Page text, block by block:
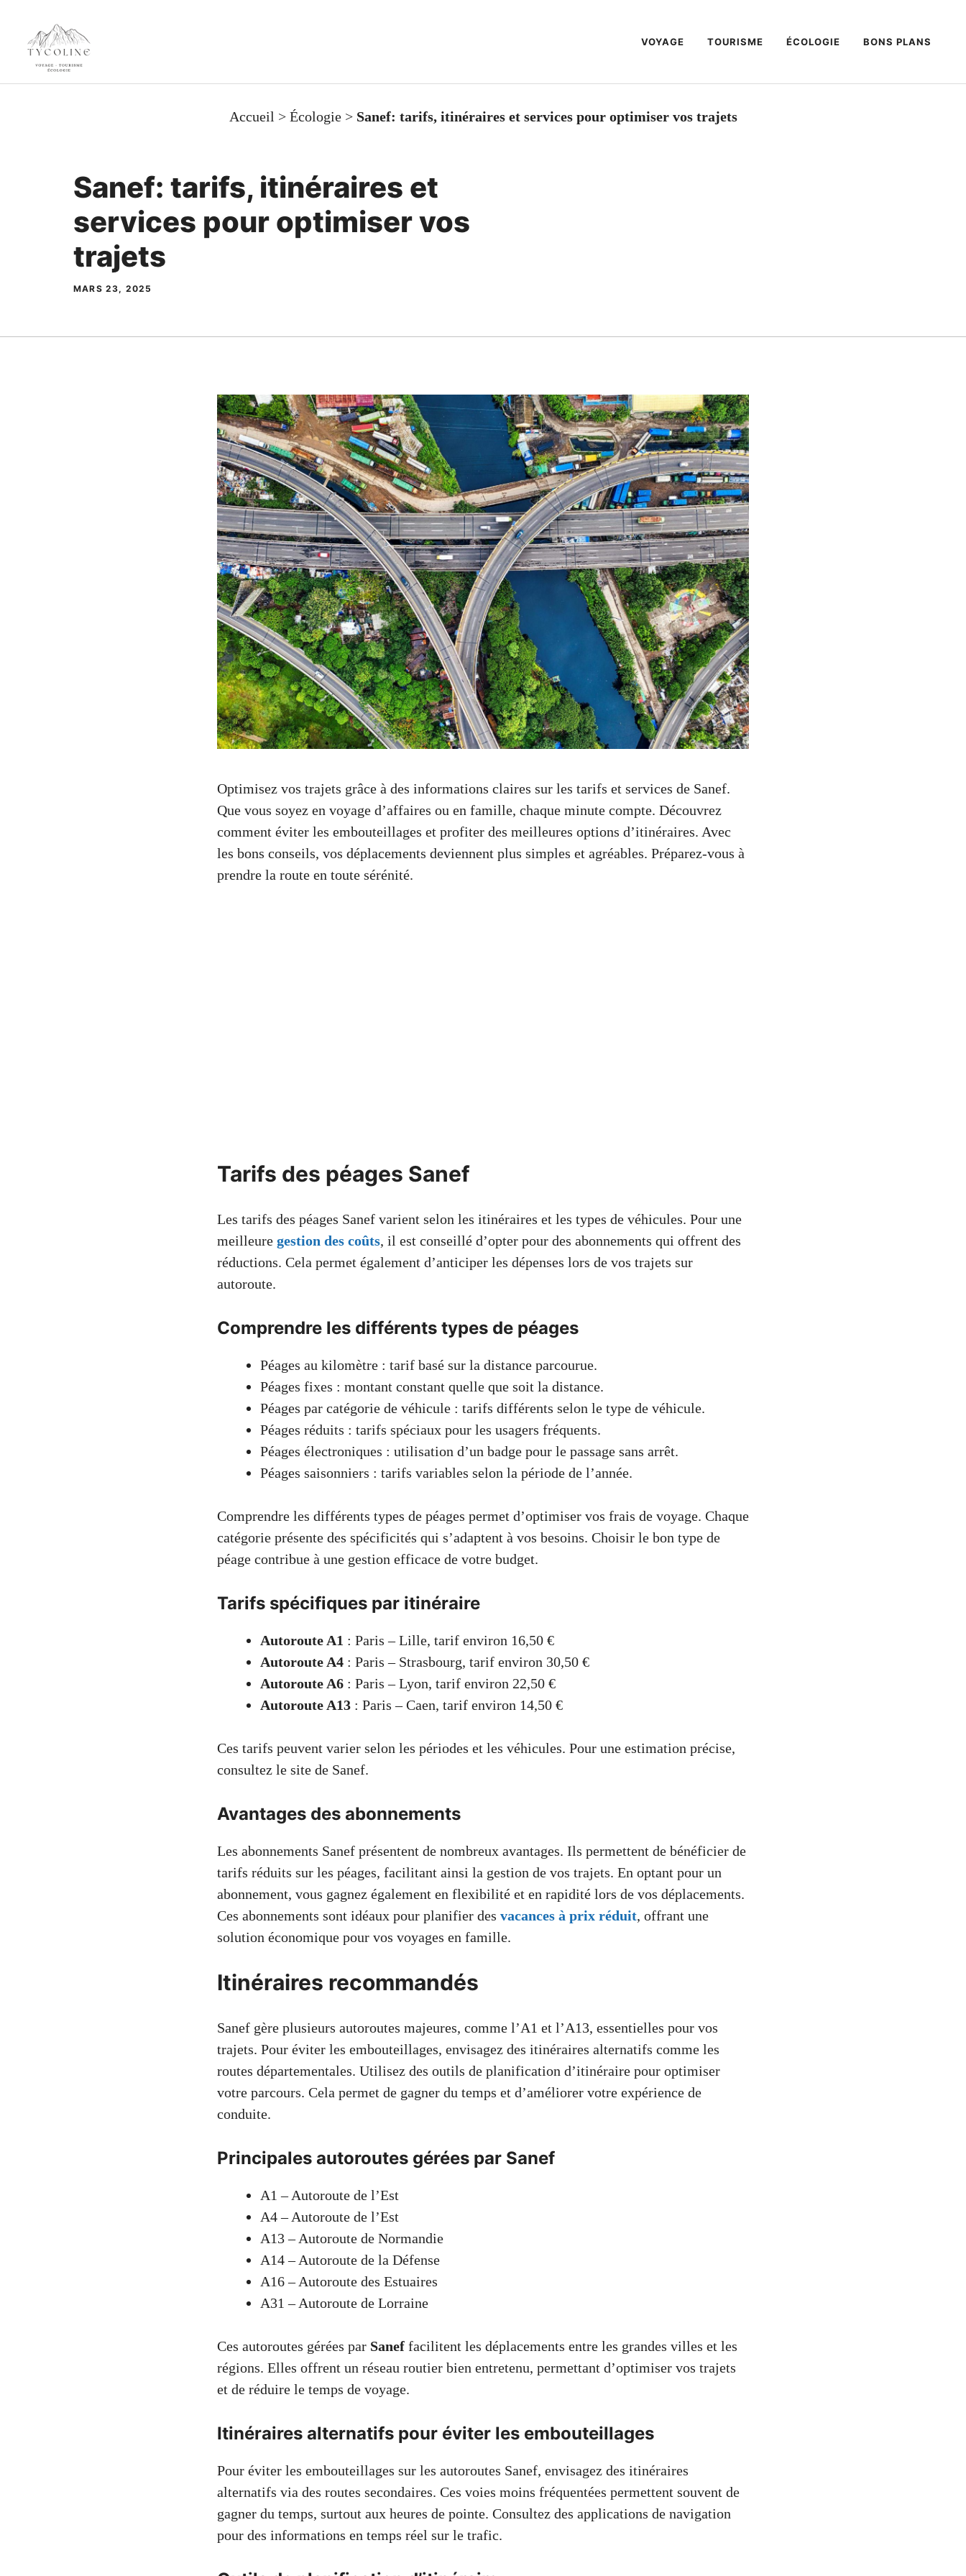
contenu
VOYAGE TOURISME ÉCOLOGIE BONS PLANS
Accueil > Écologie> Sanef: tarifs, itinéraires et services pour optimiser vos trajets
Sanef: tarifs, itinéraires et
services pour optimiser vos
trajets
MARS 23, 2025
Optimisez vos trajets grâce à des informations claires sur les tarifs et services de Sanef.
Que vous soyez en voyage d’affaires ou en famille, chaque minute compte. Découvrez
comment éviter les embouteillages et profiter des meilleures options d’itinéraires. Avec
les bons conseils, vos déplacements deviennent plus simples et agréables. Préparez-vous à
prendre la route en toute sérénité.
Tarifs des péages Sanef
Les tarifs des péages Sanef varient selon les itinéraires et les types de véhicules. Pour une
meilleure gestion des coûts, il est conseillé d’opter pour des abonnements qui offrent des
réductions. Cela permet également d’anticiper les dépenses lors de vos trajets sur
autoroute.
Comprendre les différents types de péages
Péages au kilomètre : tarif basé sur la distance parcourue.
Péages fixes : montant constant quelle que soit la distance.
Péages par catégorie de véhicule : tarifs différents selon le type de véhicule.
Péages réduits : tarifs spéciaux pour les usagers fréquents.
Péages électroniques : utilisation d’un badge pour le passage sans arrêt.
Péages saisonniers : tarifs variables selon la période de l’année.
Comprendre les différents types de péages permet d’optimiser vos frais de voyage. Chaque
catégorie présente des spécificités qui s’adaptent à vos besoins. Choisir le bon type de
péage contribue à une gestion efficace de votre budget.
Tarifs spécifiques par itinéraire
Autoroute A1 : Paris – Lille, tarif environ 16,50 €
Autoroute A4 : Paris – Strasbourg, tarif environ 30,50 €
Autoroute A6 : Paris – Lyon, tarif environ 22,50 €
Autoroute A13 : Paris – Caen, tarif environ 14,50 €
Ces tarifs peuvent varier selon les périodes et les véhicules. Pour une estimation précise,
consultez le site de Sanef.
Avantages des abonnements
Les abonnements Sanef présentent de nombreux avantages. Ils permettent de bénéficier de
tarifs réduits sur les péages, facilitant ainsi la gestion de vos trajets. En optant pour un
abonnement, vous gagnez également en flexibilité et en rapidité lors de vos déplacements.
Ces abonnements sont idéaux pour planifier des vacances à prix réduit, offrant une
solution économique pour vos voyages en famille.
Itinéraires recommandés
Sanef gère plusieurs autoroutes majeures, comme l’A1 et l’A13, essentielles pour vos
trajets. Pour éviter les embouteillages, envisagez des itinéraires alternatifs comme les
routes départementales. Utilisez des outils de planification d’itinéraire pour optimiser
votre parcours. Cela permet de gagner du temps et d’améliorer votre expérience de
conduite.
Principales autoroutes gérées par Sanef
A1 – Autoroute de l’Est
A4 – Autoroute de l’Est
A13 – Autoroute de Normandie
A14 – Autoroute de la Défense
A16 – Autoroute des Estuaires
A31 – Autoroute de Lorraine
Ces autoroutes gérées par Sanef facilitent les déplacements entre les grandes villes et les
régions. Elles offrent un réseau routier bien entretenu, permettant d’optimiser vos trajets
et de réduire le temps de voyage.
Itinéraires alternatifs pour éviter les embouteillages
Pour éviter les embouteillages sur les autoroutes Sanef, envisagez des itinéraires
alternatifs via des routes secondaires. Ces voies moins fréquentées permettent souvent de
gagner du temps, surtout aux heures de pointe. Consultez des applications de navigation
pour des informations en temps réel sur le trafic.